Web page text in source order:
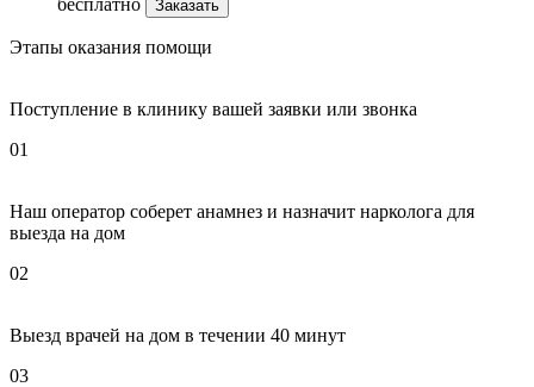
Заказать
Этапы оказания помощи
Поступление в клинику вашей заявки или звонка
01
Наш оператор соберет анамнез и назначит нарколога для
выезда на дом
02
Выезд врачей на дом в течении 40 минут
03